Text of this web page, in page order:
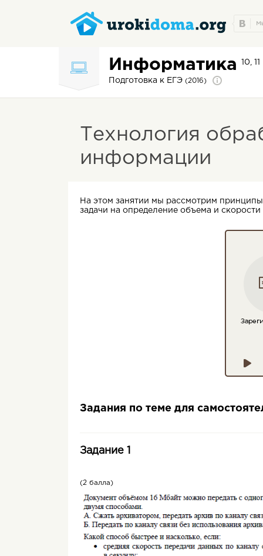
Информатика 10,
Подготовка к ЕГЭ (2016)
Технология
информации
На этом занятии мы рассмотрим
задачи на определение объема и
Задания по теме для
Задание 1
(2 балла)